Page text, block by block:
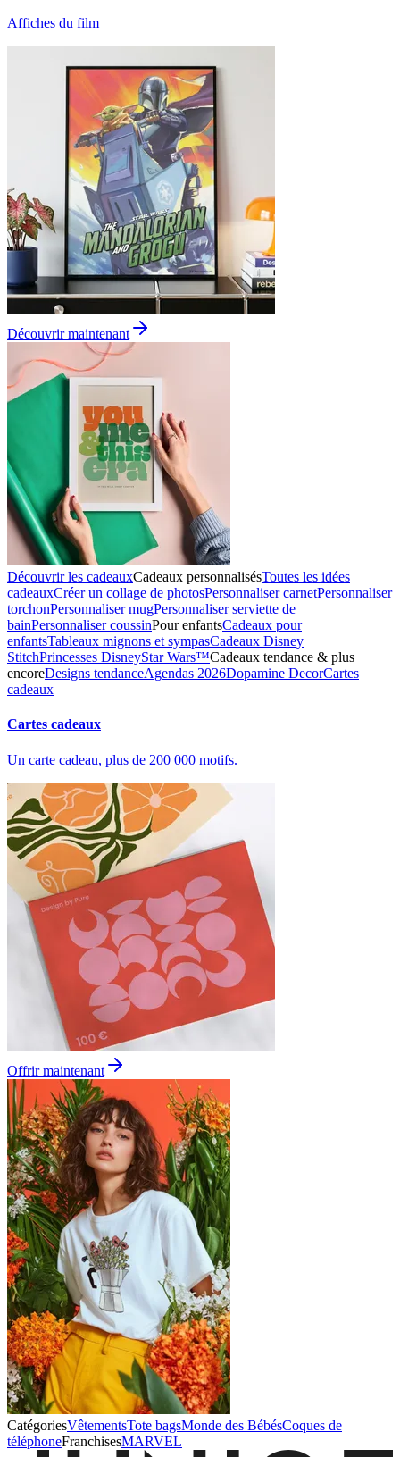
Affiches du film
Découvrir maintenant
Découvrir les cadeauxCadeaux personnalisésToutes les idées
cadeauxCréer un collage de photosPersonnaliser carnetPersonnaliser
torchonPersonnaliser mugPersonnaliser serviette de
bainPersonnaliser coussinPour enfantsCadeaux pour
enfantsTableaux mignons et sympasCadeaux Disney
StitchPrincesses DisneyStar Wars™Cadeaux tendance & plus
encoreDesigns tendanceAgendas 2026Dopamine DecorCartes
cadeaux
Cartes cadeaux
Un carte cadeau, plus de 200 000 motifs.
Offrir maintenant
CatégoriesVêtementsTote bagsMonde des BébésCoques de
téléphoneFranchisesMARVEL